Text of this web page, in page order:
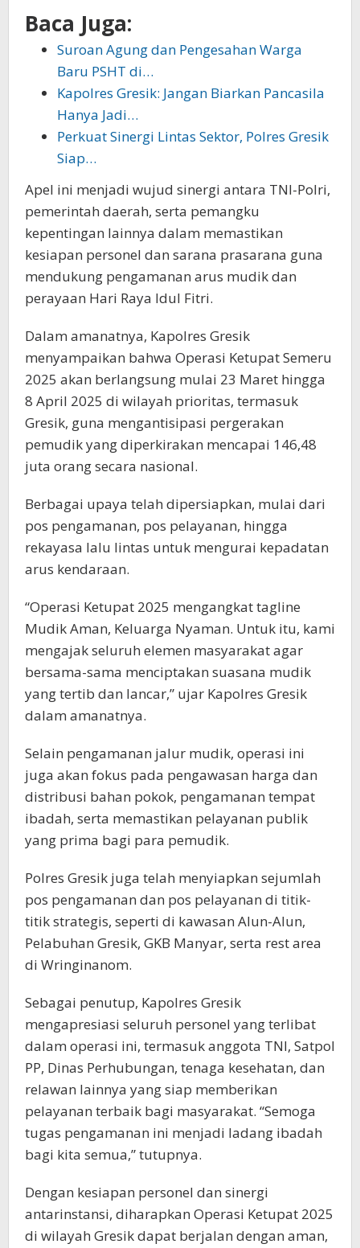
Baca Juga:
Suroan Agung dan Pengesahan Warga
Baru PSHT di…
Kapolres Gresik: Jangan Biarkan Pancasila
Hanya Jadi…
Perkuat Sinergi Lintas Sektor, Polres Gresik
Siap…
Apel ini menjadi wujud sinergi antara TNI-Polri,
pemerintah daerah, serta pemangku
kepentingan lainnya dalam memastikan
kesiapan personel dan sarana prasarana guna
mendukung pengamanan arus mudik dan
perayaan Hari Raya Idul Fitri.
Dalam amanatnya, Kapolres Gresik
menyampaikan bahwa Operasi Ketupat Semeru
2025 akan berlangsung mulai 23 Maret hingga
8 April 2025 di wilayah prioritas, termasuk
Gresik, guna mengantisipasi pergerakan
pemudik yang diperkirakan mencapai 146,48
juta orang secara nasional.
Berbagai upaya telah dipersiapkan, mulai dari
pos pengamanan, pos pelayanan, hingga
rekayasa lalu lintas untuk mengurai kepadatan
arus kendaraan.
“Operasi Ketupat 2025 mengangkat tagline
Mudik Aman, Keluarga Nyaman. Untuk itu, kami
mengajak seluruh elemen masyarakat agar
bersama-sama menciptakan suasana mudik
yang tertib dan lancar,” ujar Kapolres Gresik
dalam amanatnya.
Selain pengamanan jalur mudik, operasi ini
juga akan fokus pada pengawasan harga dan
distribusi bahan pokok, pengamanan tempat
ibadah, serta memastikan pelayanan publik
yang prima bagi para pemudik.
Polres Gresik juga telah menyiapkan sejumlah
pos pengamanan dan pos pelayanan di titik-
titik strategis, seperti di kawasan Alun-Alun,
Pelabuhan Gresik, GKB Manyar, serta rest area
di Wringinanom.
Sebagai penutup, Kapolres Gresik
mengapresiasi seluruh personel yang terlibat
dalam operasi ini, termasuk anggota TNI, Satpol
PP, Dinas Perhubungan, tenaga kesehatan, dan
relawan lainnya yang siap memberikan
pelayanan terbaik bagi masyarakat. “Semoga
tugas pengamanan ini menjadi ladang ibadah
bagi kita semua,” tutupnya.
Dengan kesiapan personel dan sinergi
antarinstansi, diharapkan Operasi Ketupat 2025
di wilayah Gresik dapat berjalan dengan aman,